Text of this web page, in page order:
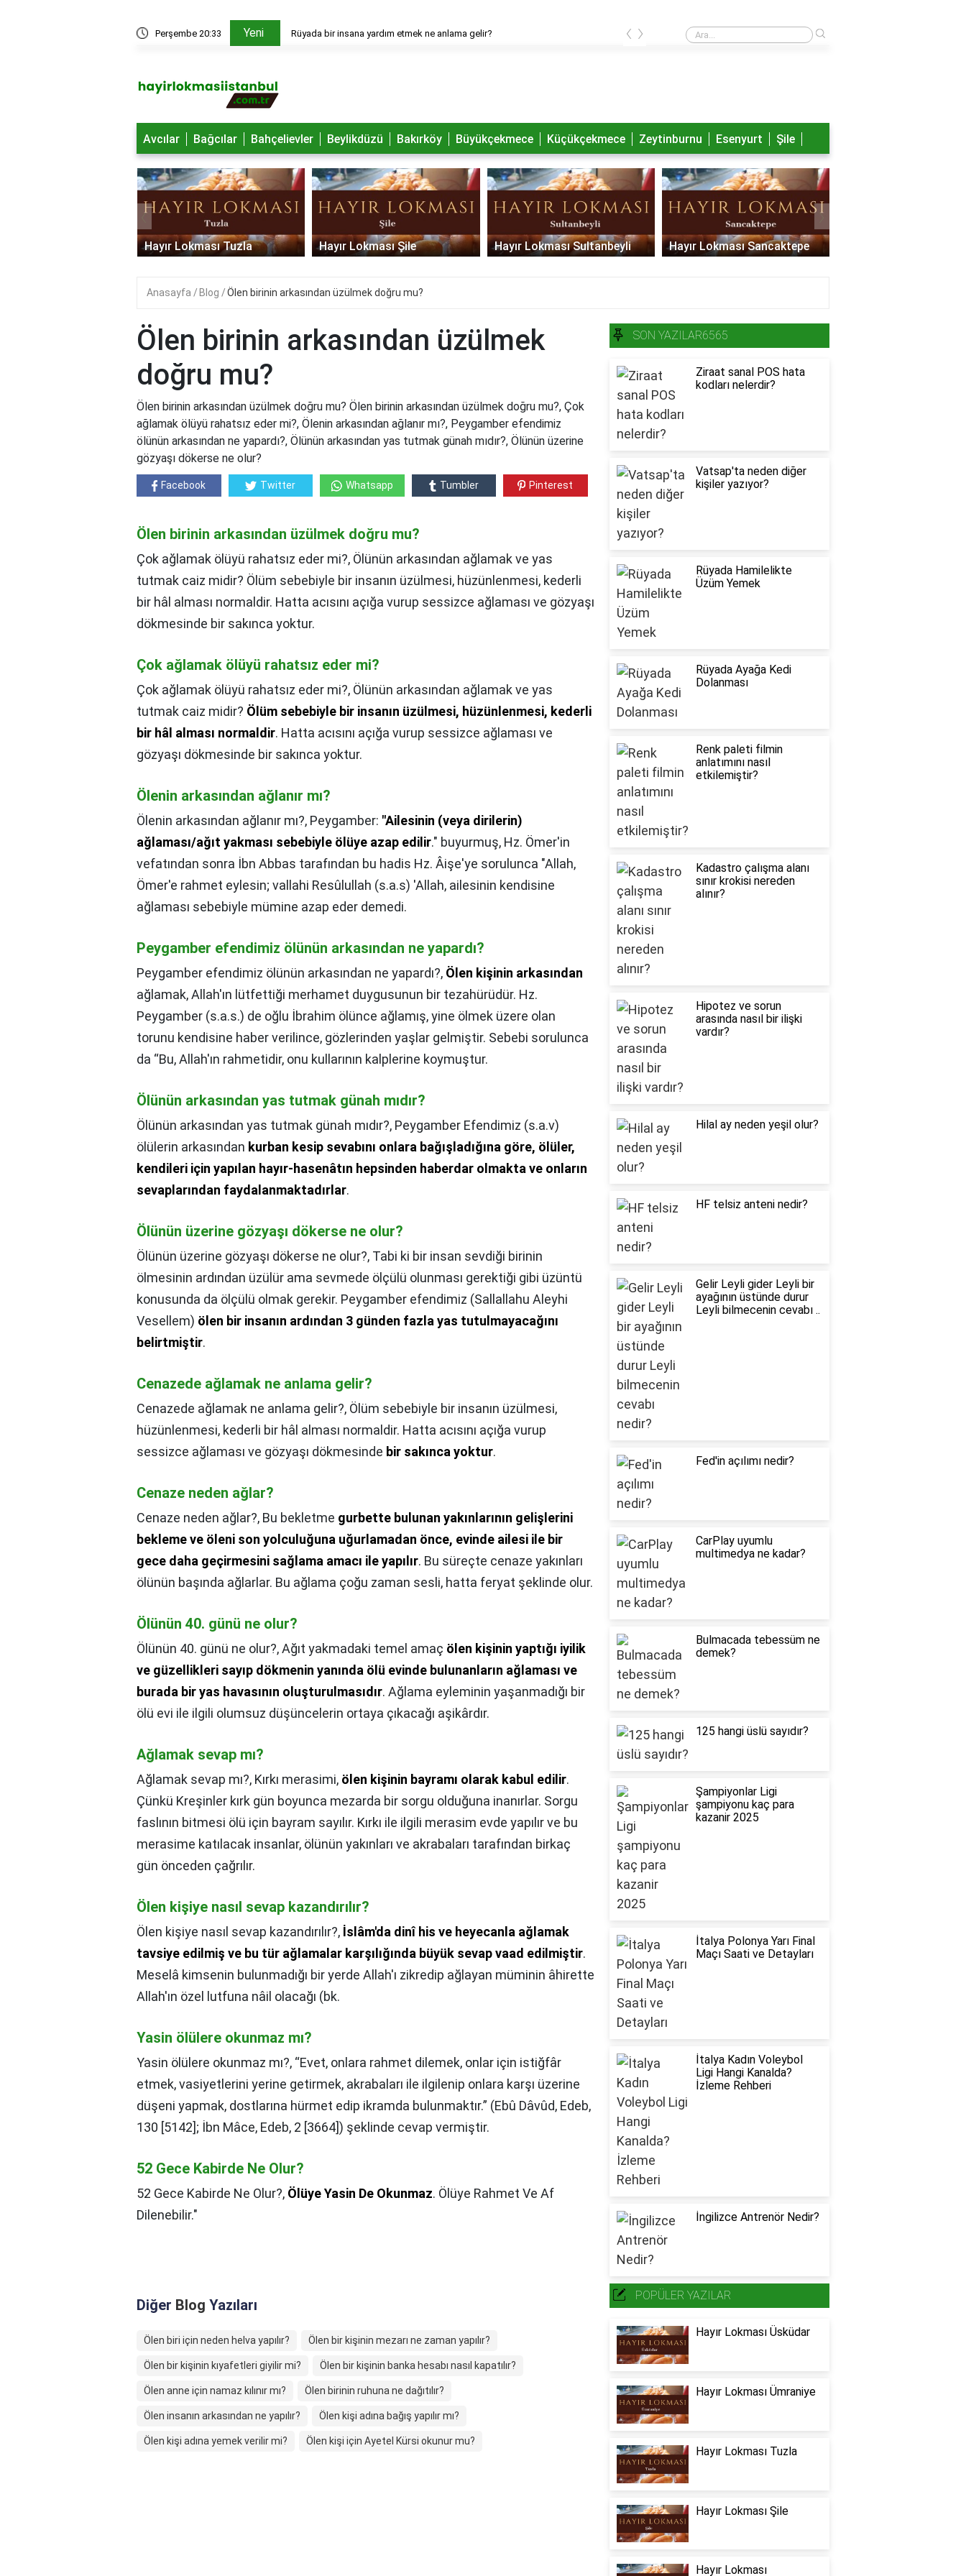
Perşembe 20:33 Yeni Rüyada bir insana yardım etmek ne anlama gelir? Nayib Bukele aslen nereli?
‹ ›
Avcılar Bağcılar Bahçelievler Beylikdüzü Bakırköy Büyükçekmece Küçükçekmece Zeytinburnu Esenyurt Şile
Hayır Lokması Tuzla Hayır Lokması Şile Hayır Lokması Sultanbeyli Hayır Lokması Sancaktepe
‹ ›
Anasayfa Blog Ölen birinin arkasından üzülmek doğru mu?
Ölen birinin arkasından üzülmek
doğru mu?
Ölen birinin arkasından üzülmek doğru mu? Ölen birinin arkasından üzülmek doğru mu?, Çok
ağlamak ölüyü rahatsız eder mi?, Ölenin arkasından ağlanır mı?, Peygamber efendimiz
ölünün arkasından ne yapardı?, Ölünün arkasından yas tutmak günah mıdır?, Ölünün üzerine
gözyaşı dökerse ne olur?
Facebook Twitter Whatsapp Tumbler Pinterest
Ölen birinin arkasından üzülmek doğru mu?
Çok ağlamak ölüyü rahatsız eder mi?, Ölünün arkasından ağlamak ve yas
tutmak caiz midir? Ölüm sebebiyle bir insanın üzülmesi, hüzünlenmesi, kederli
bir hâl alması normaldir. Hatta acısını açığa vurup sessizce ağlaması ve gözyaşı
dökmesinde bir sakınca yoktur.
Çok ağlamak ölüyü rahatsız eder mi?
Çok ağlamak ölüyü rahatsız eder mi?, Ölünün arkasından ağlamak ve yas
tutmak caiz midir? Ölüm sebebiyle bir insanın üzülmesi, hüzünlenmesi, kederli
bir hâl alması normaldir. Hatta acısını açığa vurup sessizce ağlaması ve
gözyaşı dökmesinde bir sakınca yoktur.
Ölenin arkasından ağlanır mı?
Ölenin arkasından ağlanır mı?, Peygamber: "Ailesinin (veya dirilerin)
ağlaması/ağıt yakması sebebiyle ölüye azap edilir." buyurmuş, Hz. Ömer'in
vefatından sonra İbn Abbas tarafından bu hadis Hz. Âişe'ye sorulunca "Allah,
Ömer'e rahmet eylesin; vallahi Resûlullah (s.a.s) 'Allah, ailesinin kendisine
ağlaması sebebiyle mümine azap eder demedi.
Peygamber efendimiz ölünün arkasından ne yapardı?
Peygamber efendimiz ölünün arkasından ne yapardı?, Ölen kişinin arkasından
ağlamak, Allah'ın lütfettiği merhamet duygusunun bir tezahürüdür. Hz.
Peygamber (s.a.s.) de oğlu İbrahim ölünce ağlamış, yine ölmek üzere olan
torunu kendisine haber verilince, gözlerinden yaşlar gelmiştir. Sebebi sorulunca
da “Bu, Allah'ın rahmetidir, onu kullarının kalplerine koymuştur.
Ölünün arkasından yas tutmak günah mıdır?
Ölünün arkasından yas tutmak günah mıdır?, Peygamber Efendimiz (s.a.v)
ölülerin arkasından kurban kesip sevabını onlara bağışladığına göre, ölüler,
kendileri için yapılan hayır-hasenâtın hepsinden haberdar olmakta ve onların
sevaplarından faydalanmaktadırlar.
Ölünün üzerine gözyaşı dökerse ne olur?
Ölünün üzerine gözyaşı dökerse ne olur?, Tabi ki bir insan sevdiği birinin
ölmesinin ardından üzülür ama sevmede ölçülü olunması gerektiği gibi üzüntü
konusunda da ölçülü olmak gerekir. Peygamber efendimiz (Sallallahu Aleyhi
Vesellem) ölen bir insanın ardından 3 günden fazla yas tutulmayacağını
belirtmiştir.
Cenazede ağlamak ne anlama gelir?
Cenazede ağlamak ne anlama gelir?, Ölüm sebebiyle bir insanın üzülmesi,
hüzünlenmesi, kederli bir hâl alması normaldir. Hatta acısını açığa vurup
sessizce ağlaması ve gözyaşı dökmesinde bir sakınca yoktur.
Cenaze neden ağlar?
Cenaze neden ağlar?, Bu bekletme gurbette bulunan yakınlarının gelişlerini
bekleme ve öleni son yolculuğuna uğurlamadan önce, evinde ailesi ile bir
gece daha geçirmesini sağlama amacı ile yapılır. Bu süreçte cenaze yakınları
ölünün başında ağlarlar. Bu ağlama çoğu zaman sesli, hatta feryat şeklinde olur.
Ölünün 40. günü ne olur?
Ölünün 40. günü ne olur?,Ağıt yakmadaki temel amaç ölen kişinin yaptığı iyilik
ve güzellikleri sayıp dökmenin yanında ölü evinde bulunanların ağlaması ve
burada bir yas havasının oluşturulmasıdır. Ağlama eyleminin yaşanmadığı bir
ölü evi ile ilgili olumsuz düşüncelerin ortaya çıkacağı aşikârdır.
Ağlamak sevap mı?
Ağlamak sevap mı?, Kırkı merasimi, ölen kişinin bayramı olarak kabul edilir.
Çünkü Kreşinler kırk gün boyunca mezarda bir sorgu olduğuna inanırlar. Sorgu
faslının bitmesi ölü için bayram sayılır. Kırkı ile ilgili merasim evde yapılır ve bu
merasime katılacak insanlar, ölünün yakınları ve akrabaları tarafından birkaç
gün önceden çağrılır.
Ölen kişiye nasıl sevap kazandırılır?
Ölen kişiye nasıl sevap kazandırılır?, İslâm'da dinî his ve heyecanla ağlamak
tavsiye edilmiş ve bu tür ağlamalar karşılığında büyük sevap vaad edilmiştir.
Meselâ kimsenin bulunmadığı bir yerde Allah'ı zikredip ağlayan müminin âhirette
Allah'ın özel lutfuna nâil olacağı (bk.
Yasin ölülere okunmaz mı?
Yasin ölülere okunmaz mı?, “Evet, onlara rahmet dilemek, onlar için istiğfâr
etmek, vasiyetlerini yerine getirmek, akrabaları ile ilgilenip onlara karşı üzerine
düşeni yapmak, dostlarına hürmet edip ikramda bulunmaktır.” (Ebû Dâvûd, Edeb,
130 [5142]; İbn Mâce, Edeb, 2 [3664]) şeklinde cevap vermiştir.
52 Gece Kabirde Ne Olur?
52 Gece Kabirde Ne Olur?, Ölüye Yasin De Okunmaz. Ölüye Rahmet Ve Af
Dilenebilir."
Diğer Blog Yazıları
Ölen biri için neden helva yapılır? Ölen bir kişinin mezarı ne zaman yapılır?
Ölen bir kişinin kıyafetleri giyilir mi? Ölen bir kişinin banka hesabı nasıl kapatılır?
Ölen anne için namaz kılınır mı? Ölen birinin ruhuna ne dağıtılır?
Ölen insanın arkasından ne yapılır? Ölen kişi adına bağış yapılır mı?
Ölen kişi adına yemek verilir mi? Ölen kişi için Ayetel Kürsi okunur mu?
SON YAZILAR6565
Ziraat sanal POS hata
kodları nelerdir?
Vatsap'ta neden diğer
kişiler yazıyor?
Rüyada Hamilelikte
Üzüm Yemek
Rüyada Ayağa Kedi
Dolanması
Renk paleti filmin
anlatımını nasıl
etkilemiştir?
Kadastro çalışma alanı
sınır krokisi nereden
alınır?
Hipotez ve sorun
arasında nasıl bir ilişki
vardır?
Hilal ay neden yeşil olur?
HF telsiz anteni nedir?
Gelir Leyli gider Leyli bir
ayağının üstünde durur
Leyli bilmecenin cevabı ..
Fed'in açılımı nedir?
CarPlay uyumlu
multimedya ne kadar?
Bulmacada tebessüm ne
demek?
125 hangi üslü sayıdır?
Şampiyonlar Ligi
şampiyonu kaç para
kazanir 2025
İtalya Polonya Yarı Final
Maçı Saati ve Detayları
İtalya Kadın Voleybol
Ligi Hangi Kanalda?
İzleme Rehberi
İngilizce Antrenör Nedir?
POPÜLER YAZILAR
Hayır Lokması Üsküdar
Hayır Lokması Ümraniye
Hayır Lokması Tuzla
Hayır Lokması Şile
Hayır Lokması